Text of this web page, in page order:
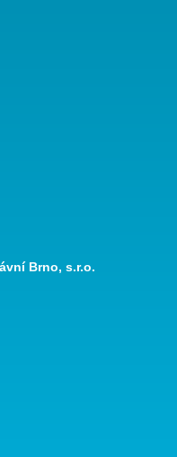
Brno, s.r.o.